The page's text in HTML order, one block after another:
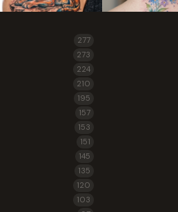
277
273
224
210
195
157
153
151
145
135
120
103